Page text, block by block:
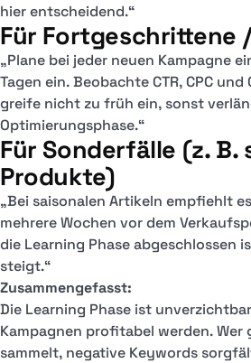
hier entscheidend.“
Für Fortgeschrittene
„Plane bei jeder neuen Kampagne
Tagen ein. Beobachte CTR, CPC
greife nicht zu früh ein, sonst
Optimierungsphase.“
Für Sonderfälle (z. B.
Produkte)
„Bei saisonalen Artikeln empfiehlt
mehrere Wochen vor dem
die Learning Phase abgeschlossen
steigt.“
Zusammengefasst:
Die Learning Phase ist
Kampagnen profitabel werden. Wer
sammelt, negative Keywords